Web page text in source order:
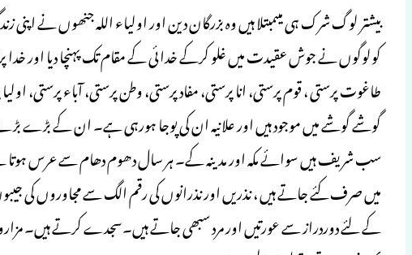
بیشتر لوگ شرک ہی میںمبتلا ہیں وہ بزرگان دین اور اولیاء اللہ جنھوں نے
کولوگوں نے جوش عقیدت میں غلو کرکے خدائی کے مقام تک پہنچا دیا اور
طاغوت پرستی ، قوم پرستی، انا پرستی، مفاد پرستی، وطن پرستی، آباء پرستی،
گوشے گوشے میں موجود ہیں اور علانیہ ان کی پوجا ہورہی ہے۔ ان کے بڑے
سب شریف ہیں سوائے مکہ اور مدینہ کے۔ ہر سال دھوم دھام سے عرس ہوتا
میں صرف کئے جاتے ہیں ، نذریں اور نذرانوں کی رقم الگ سے مجاوروں کی
کے لئے دوردراز سے عورتیں اور مرد سبھی جاتے ہیں۔سجدے کرتے ہیں۔